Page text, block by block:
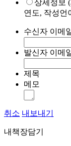
상세정보
연도, 작성언
수신자 이메
발신자 이메
제목
메모
취소 내보내기
내책장담기